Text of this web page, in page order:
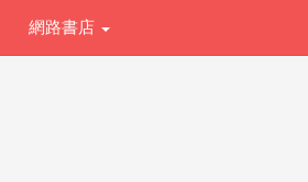
網路書店